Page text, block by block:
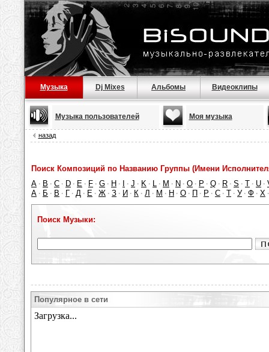
Музыка Dj Mixes Альбомы Видеоклипы
Музыка пользователей Моя музыка
назад
Поиск Композиций по Названию Группы (Имени
A · B · C · D · E · F · G · H · · J · K · L · M · N · O · P · Q · R · S · T · U ·
А · Б · В · Г · Д · Е · Ж · З · И · К · Л · М · Н · О · П · Р · С · Т · У · Ф · Х
Поиск Музыки:
Популярное в сети